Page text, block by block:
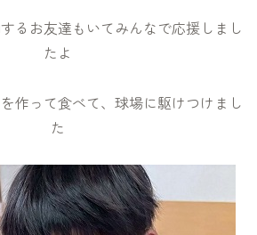
るお友達もいてみんなで応援しまし
たよ
作って食べて、球場に駆けつけまし
た